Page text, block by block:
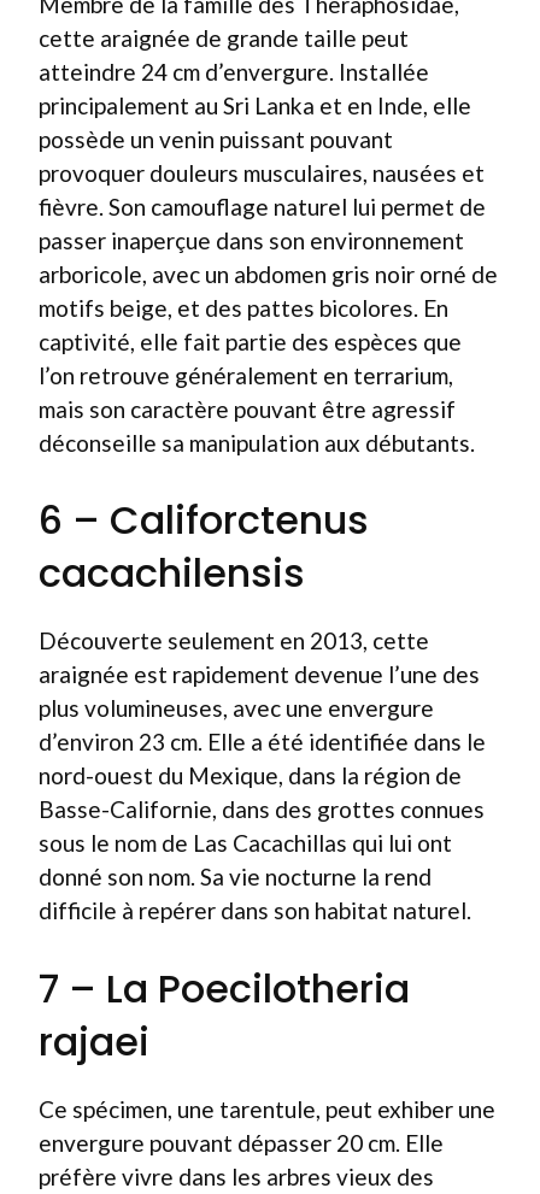
cette araignée de grande taille peut
atteindre 24 cm d’envergure. Installée
principalement au Sri Lanka et en Inde, elle
possède un venin puissant pouvant
provoquer douleurs musculaires, nausées et
fièvre. Son camouflage naturel lui permet de
passer inaperçue dans son environnement
arboricole, avec un abdomen gris noir orné de
motifs beige, et des pattes bicolores. En
captivité, elle fait partie des espèces que
l’on retrouve généralement en terrarium,
mais son caractère pouvant être agressif
déconseille sa manipulation aux débutants.
6 – Califorctenus
cacachilensis
Découverte seulement en 2013, cette
araignée est rapidement devenue l’une des
plus volumineuses, avec une envergure
d’environ 23 cm. Elle a été identifiée dans le
nord-ouest du Mexique, dans la région de
Basse-Californie, dans des grottes connues
sous le nom de Las Cacachillas qui lui ont
donné son nom. Sa vie nocturne la rend
difficile à repérer dans son habitat naturel.
7 – La Poecilotheria
rajaei
Ce spécimen, une tarentule, peut exhiber une
envergure pouvant dépasser 20 cm. Elle
préfère vivre dans les arbres vieux des